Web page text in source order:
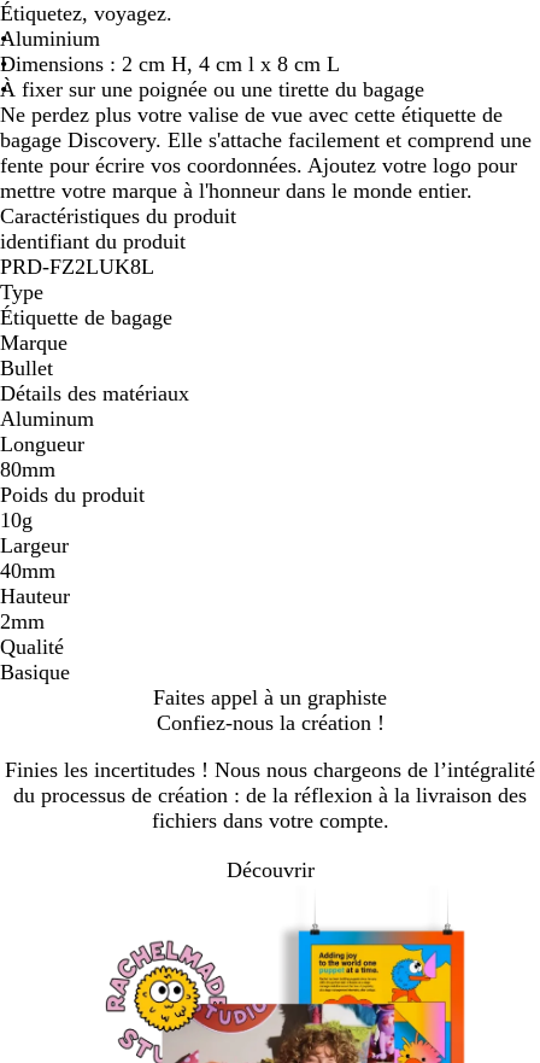
i
r
u
n
i
g
e
n
t
Étiquetez, voyagez.
Aluminium
Dimensions : 2 cm H, 4 cm l x 8 cm L
À fixer sur une poignée ou une tirette du bagage
Ne perdez plus votre valise de vue avec cette étiquette de
bagage Discovery. Elle s'attache facilement et comprend une
fente pour écrire vos coordonnées. Ajoutez votre logo pour
mettre votre marque à l'honneur dans le monde entier.
Caractéristiques du produit
identifiant du produit
PRD-FZ2LUK8L
Type
Étiquette de bagage
Marque
Bullet
Détails des matériaux
Aluminum
Longueur
80mm
Poids du produit
10g
Largeur
40mm
Hauteur
2mm
Qualité
Basique
Faites appel à un graphiste
Confiez-nous la création !
Finies les incertitudes ! Nous nous chargeons de l’intégralité
du processus de création : de la réflexion à la livraison des
fichiers dans votre compte.
Découvrir